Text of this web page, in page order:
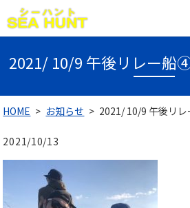
2021/ 10/9 午後リレー船
HOME お知らせ 2021/ 10/9 午後リ
2021/10/13